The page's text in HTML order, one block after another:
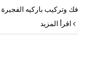
فك وتركيب باركيه الفجيرة